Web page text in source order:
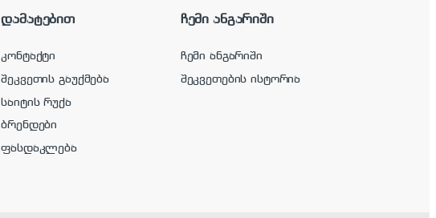
დამატებით
კონტაქტი
შეკვეთის გაუქმება
საიტის რუქა
ბრენდები
ფასდაკლება
ჩემი ანგარიში
ჩემი ანგარიში
შეკვეთების ისტორია